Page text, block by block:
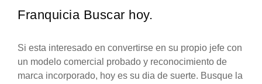
Franquicia Buscar hoy.
Si esta interesado en convertirse en su propio jefe con
un modelo comercial probado y reconocimiento de
marca incorporado, hoy es su dia de suerte. Busque la